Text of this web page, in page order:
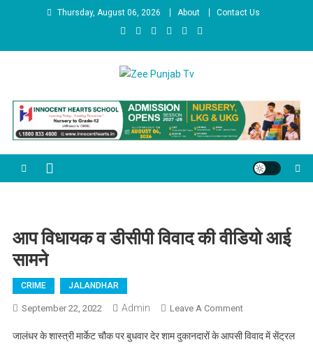
Skip to contentThursday, August 06, 2026 About Contact Us
Zee Punjab Tv
आप विधायक व डीसीपी विवाद की वीडियो आई
सामने
CRIME JALANDHAR
September 22, 2022 Admin Leave A CommentOn आप विधायक
की वीडियो आई
जालंधर के शास्त्री मार्केट चौक पर बुधवार देर शाम दुकानदारों के आपसी विवाद में सेंट्रल